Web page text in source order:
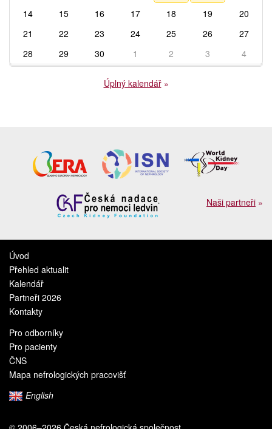
14
15 16 17 18 19
20
21
22 23 24 25 26
27
28
29 30 1 2 3 4
Úplný kalendář»
Naši partneři »
Úvod
Přehled aktualit
Kalendář
Partneři 2026
Kontakty
Pro odborníky
Pro pacienty
ČNS
Mapa nefrologických pracovišť
English